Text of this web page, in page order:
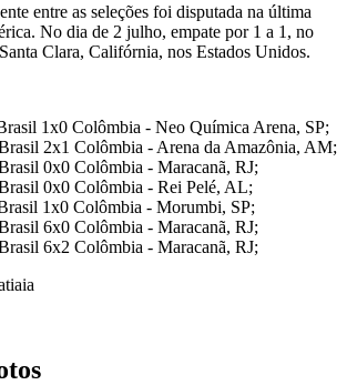
entre as seleções foi disputada na última
No dia de 2 julho, empate por 1 a 1, no
Clara, Califórnia, nos Estados Unidos.
1x0 Colômbia - Neo Química Arena, SP;
2x1 Colômbia - Arena da Amazônia, AM;
0x0 Colômbia - Maracanã, RJ;
0x0 Colômbia - Rei Pelé, AL;
1x0 Colômbia - Morumbi, SP;
6x0 Colômbia - Maracanã, RJ;
6x2 Colômbia - Maracanã, RJ;